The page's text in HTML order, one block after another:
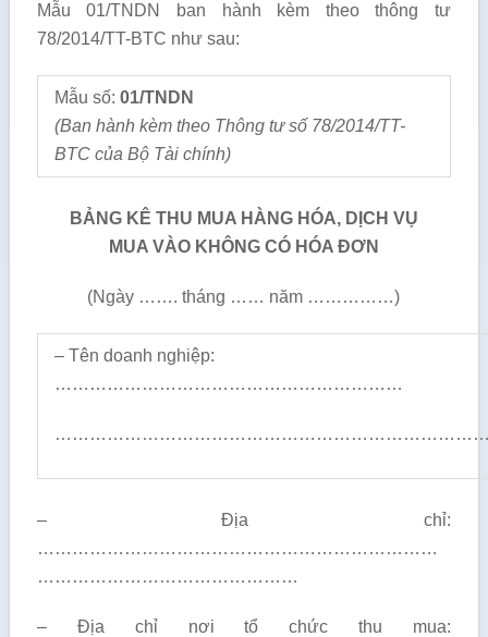
Mẫu 01/TNDN ban hành kèm theo thông tư
78/2014/TT-BTC như sau:
Mẫu số: 01/TNDN
(Ban hành kèm theo Thông tư số 78/2014/TT-
BTC của Bộ Tài chính)
BẢNG KÊ THU MUA HÀNG HÓA, DỊCH VỤ
MUA VÀO KHÔNG CÓ HÓA ĐƠN
(Ngày ……. tháng …… năm ……………)
– Tên doanh nghiệp:
……………………………………………………
– Địa chỉ:
……………………………………………………………
………………………………………
– Địa chỉ nơi tổ chức thu mua: